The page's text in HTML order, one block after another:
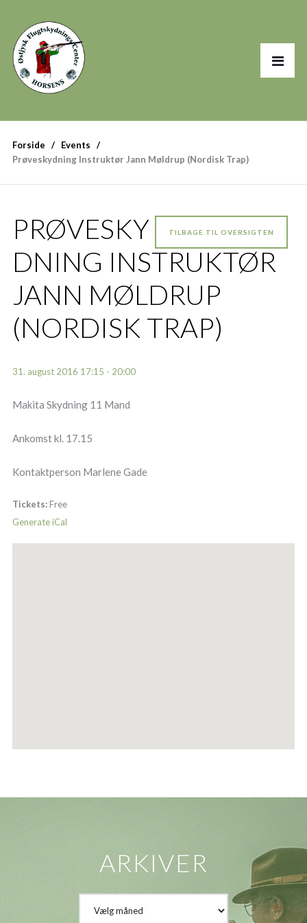
Forside
Events
Prøveskydning Instruktør Jann Møldrup (Nordisk Trap)
TILBAGE TIL OVERSIGTEN
PRØVESKY
DNING INSTRUKTØR
JANN MØLDRUP
(NORDISK TRAP)
31. august 2016 17:15 - 20:00
Makita Skydning 11 Mand
Ankomst kl. 17.15
Kontaktperson Marlene Gade
Tickets:Free
Generate iCal
ARKIVER